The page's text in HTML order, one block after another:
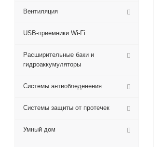
Вентиляция
USB-приемники Wi-Fi
Расширительные баки и
гидроаккумуляторы
Системы антиобледенения
Системы защиты от протечек
Умный дом